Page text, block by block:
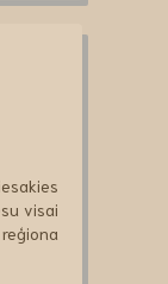
visai